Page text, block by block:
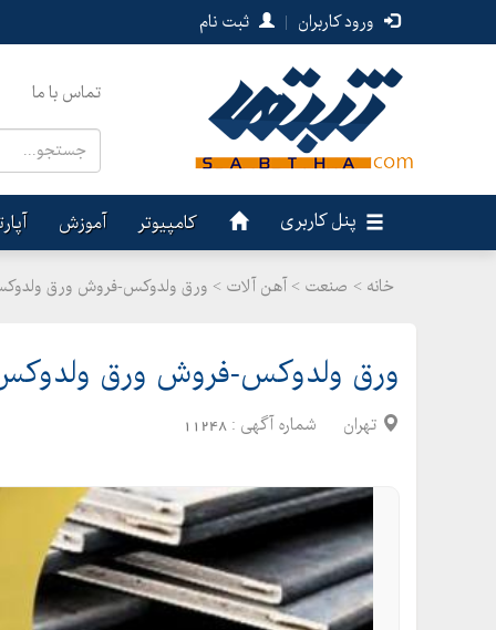
ورود کاربران | ثبت نام
تماس با ما
پنل کاربری کامپیوتر آموزش
خانه > صنعت > آهن آلات > ورق ولدوکس-فروش ورق
ورق ولدوکس-فروش ورق
تهران شماره آگهی : 11248